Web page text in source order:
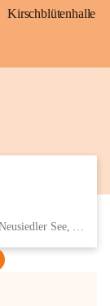
Kirschblütenhalle
Eisenstädter Straße 18, 7091 Breitenbrunn am Neusiedler See, AUT